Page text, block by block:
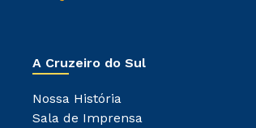
A Cruzeiro do Sul
Nossa História
Sala de Imprensa